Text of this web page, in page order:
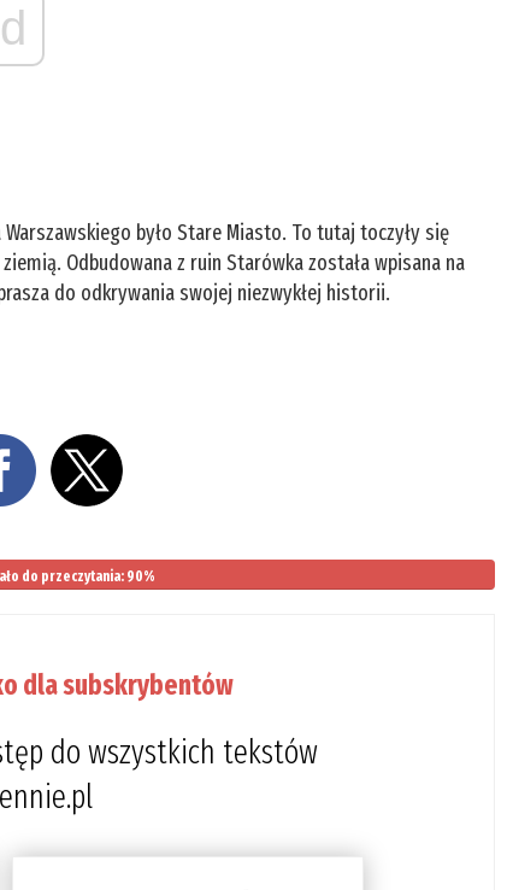
było Stare Miasto. To tutaj toczyły się
Odbudowana z ruin Starówka została wpisana na
do odkrywania swojej niezwykłej historii.
do przeczytania: 90%
dla subskrybentów
do wszystkich tekstów